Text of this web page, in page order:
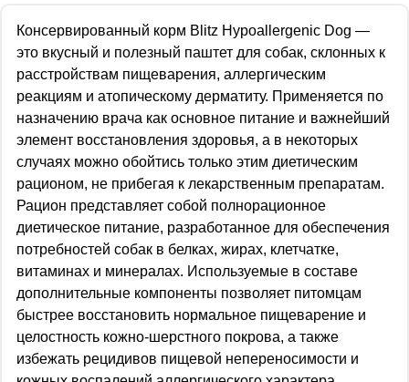
Консервированный корм Blitz Hypoallergenic Dog —
это вкусный и полезный паштет для собак, склонных к
расстройствам пищеварения, аллергическим
реакциям и атопическому дерматиту. Применяется по
назначению врача как основное питание и важнейший
элемент восстановления здоровья, а в некоторых
случаях можно обойтись только этим диетическим
рационом, не прибегая к лекарственным препаратам.
Рацион представляет собой полнорационное
диетическое питание, разработанное для обеспечения
потребностей собак в белках, жирах, клетчатке,
витаминах и минералах. Используемые в составе
дополнительные компоненты позволяет питомцам
быстрее восстановить нормальное пищеварение и
целостность кожно-шерстного покрова, а также
избежать рецидивов пищевой непереносимости и